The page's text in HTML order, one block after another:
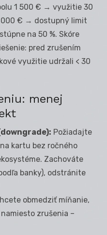
1 500 € → využitie 30
000 € → dostupný limit
na 50 %. Skóre
pred zrušením
využitie udržali < 30
menej
Požiadajte
kartu bez ročného
Zachováte
banky), odstránite
obmedziť míňanie,
zrušenia –